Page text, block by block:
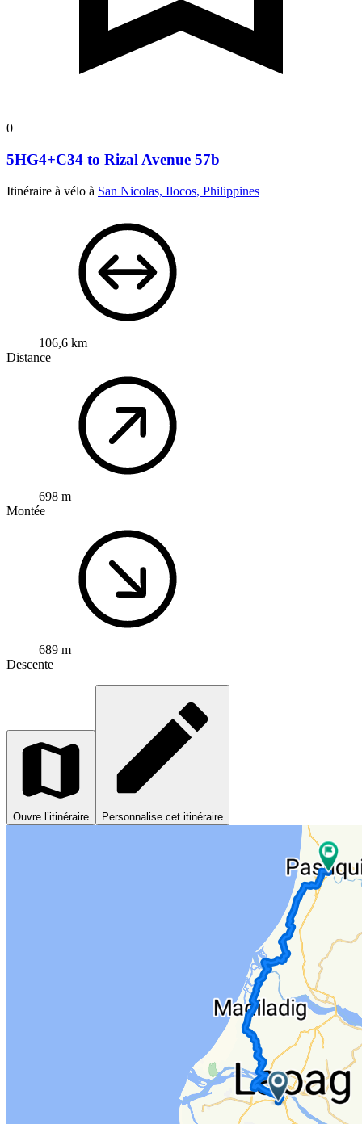
0
5HG4+C34 to Rizal Avenue 57b
Itinéraire à vélo à San Nicolas, Ilocos, Philippines
106,6 km
Distance
698 m
Montée
689 m
Descente
Ouvre l’itinéraire Personnalise cet itinéraire